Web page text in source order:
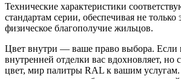
Технические характеристики
стандартам серии, обеспечивая не только
физическое благополучие жильцов.
Цвет внутри — ваше право выбора. Если
внутренней отделки вас вдохновляет,
цвет, мир палитры RAL к вашим